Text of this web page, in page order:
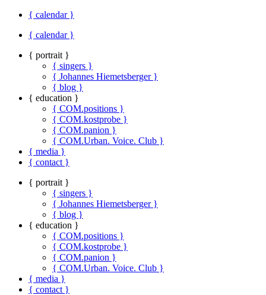
{ calendar }
{ calendar }
{ portrait }
{ singers }
{ Johannes Hiemetsberger }
{ blog }
{ education }
{ COM.positions }
{ COM.kostprobe }
{ COM.panion }
{ COM.Urban. Voice. Club }
{ media }
{ contact }
{ portrait }
{ singers }
{ Johannes Hiemetsberger }
{ blog }
{ education }
{ COM.positions }
{ COM.kostprobe }
{ COM.panion }
{ COM.Urban. Voice. Club }
{ media }
{ contact }